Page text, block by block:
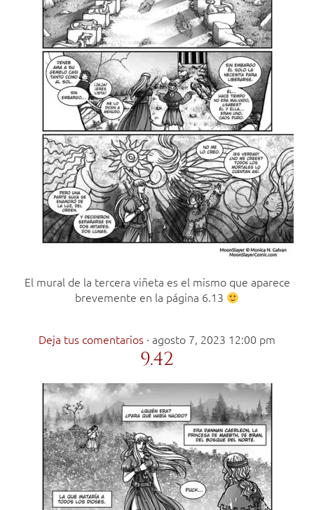
El mural de la tercera viñeta es el mismo que aparece
brevemente en la página 6.13
Deja tus comentarios · agosto 7, 2023 12:00 pm
9.42